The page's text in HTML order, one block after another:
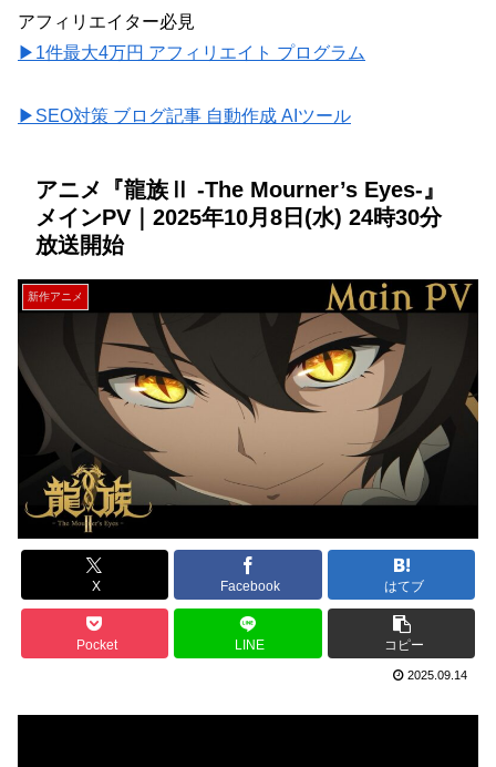
アフィリエイター必見
▶1件最大4万円 アフィリエイト プログラム
▶SEO対策 ブログ記事 自動作成 AIツール
アニメ『龍族Ⅱ -The Mourner’s Eyes-』
メインPV｜2025年10月8日(水) 24時30分
放送開始
新作アニメ
X Facebook はてブ
Pocket LINE コピー
2025.09.14